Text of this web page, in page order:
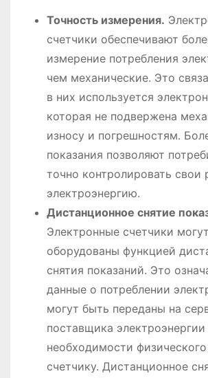
Точность измерения.
счетчики обеспечивают
измерение потребления
чем механические. Это
в них используется
которая не подвержена
износу и погрешностям.
показания позволяют
точно контролировать свои
электроэнергию.
Дистанционное снятие
Электронные счетчики
оборудованы функцией
снятия показаний. Это
данные о потреблении
могут быть переданы на
поставщика электроэнергии
необходимости
счетчику. Дистанционное